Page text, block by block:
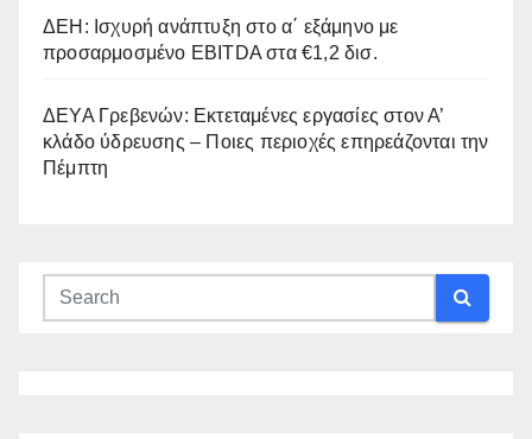
ΔΕΗ: Ισχυρή ανάπτυξη στο α΄ εξάμηνο με
προσαρμοσμένο EBITDA στα €1,2 δισ.
ΔΕΥΑ Γρεβενών: Εκτεταμένες εργασίες στον Α’
κλάδο ύδρευσης – Ποιες περιοχές επηρεάζονται την
Πέμπτη